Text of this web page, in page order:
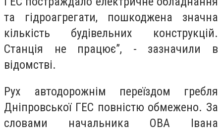
та гідроагрегати, пошкоджена значна
кількість будівельних конструкцій.
Станція не працює”, - зазначили в
відомстві.
Рух автодорожнім переїздом гребля
Дніпровської ГЕС повністю обмежено. За
словами начальника ОВА Івана